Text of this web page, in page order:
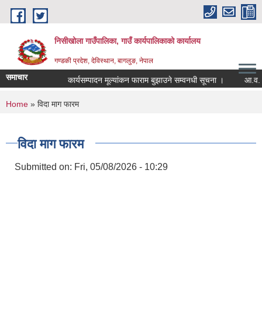
Skip to main content
निसीखोला गाउँपालिका, गाउँ कार्यपालिकाको कार्यालय
गण्डकी प्रदेश, देविस्थान, बागलुङ, नेपाल
समाचार कार्यसम्पादन मूल्यांकन फाराम बुझाउने सम्वनधी सूचना । आ.व.
You are here
Home » विदा माग फारम
विदा माग फारम
Submitted on: Fri, 05/08/2026 - 10:29